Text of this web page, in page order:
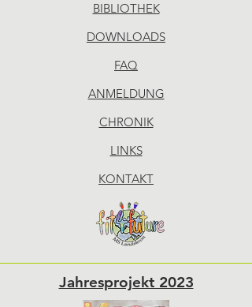
BIBLIOTHEK
DOWNLOADS
FAQ
ANMELDUNG
CHRONIK
LINKS
KONTAKT
Jahresprojekt 2023